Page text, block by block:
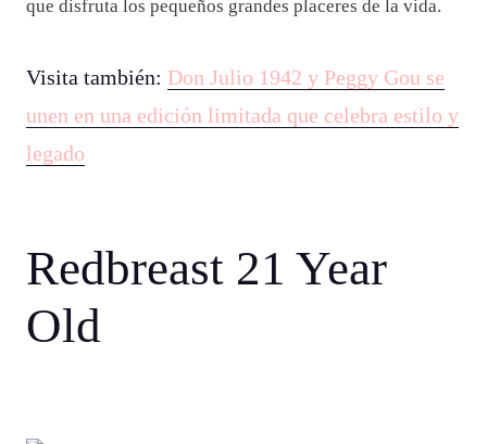
que disfruta los pequeños grandes placeres de la vida.
Visita también: Don Julio 1942 y Peggy Gou se
unen en una edición limitada que celebra estilo y
legado
Redbreast 21 Year
Old